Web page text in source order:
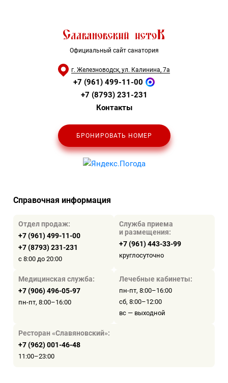
Официальный сайт санатория
г. Железноводск, ул. Калинина, 7а
+7 (961) 499-11-00
+7 (8793) 231-231
Контакты
БРОНИРОВАТЬ НОМЕР
Справочная информация
Отдел продаж:
+7 (961) 499-11-00
+7 (8793) 231-231
с 8:00 до 20:00
Служба приема
и размещения:
+7 (961) 443-33-99
круглосуточно
Медицинская служба:
+7 (906) 496-05-97
пн-пт, 8:00–16:00
Лечебные кабинеты:
пн-пт, 8:00–16:00
сб, 8:00–12:00
вс — выходной
Ресторан «Славяновский»:
+7 (962) 001-46-48
11:00–23:00